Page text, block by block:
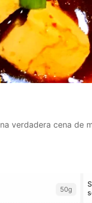
verdadera cena de
50g